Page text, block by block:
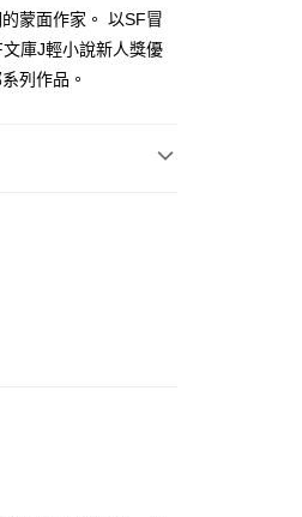
您需要取消訂單，請聯
為有效，需透過AFTEE
面顯示為準，若有關於
發現惡意使用之情
額度並採取法律行
蒙面作家。 以SF冒
庫J輕小說新人獎優
列作品。